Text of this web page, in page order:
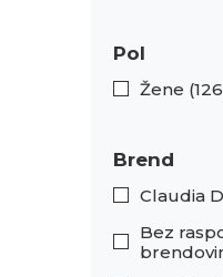
Pol
Žene
Brend
Claudia
Bez